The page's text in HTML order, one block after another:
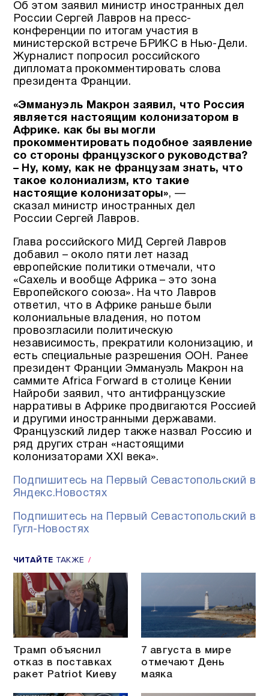
Об этом заявил министр иностранных дел
России Сергей Лавров на пресс-
конференции по итогам участия в
министерской встрече БРИКС в Нью-Дели.
Журналист попросил российского
дипломата прокомментировать слова
президента Франции.
«Эммануэль Макрон заявил, что Россия
является настоящим колонизатором в
Африке. как бы вы могли
прокомментировать подобное заявление
со стороны французского руководства?
– Ну, кому, как не французам знать, что
такое колониализм, кто такие
настоящие колонизаторы», —
сказал министр иностранных дел
России Сергей Лавров.
Глава российского МИД Сергей Лавров
добавил – около пяти лет назад
европейские политики отмечали, что
«Сахель и вообще Африка – это зона
Европейского союза». На что Лавров
ответил, что в Африке раньше были
колониальные владения, но потом
провозгласили политическую
независимость, прекратили колонизацию, и
есть специальные разрешения ООН. Ранее
президент Франции Эммануэль Макрон на
саммите Africa Forward в столице Кении
Найроби заявил, что антифранцузские
нарративы в Африке продвигаются Россией
и другими иностранными державами.
Французский лидер также назвал Россию и
ряд других стран «настоящими
колонизаторами XXI века».
Подпишитесь на Первый Севастопольский в
Яндекс.Новостях
Подпишитесь на Первый Севастопольский в
Гугл-Новостях
ЧИТАЙТЕ ТАКЖЕ
Трамп объяснил
отказ в поставках
ракет Patriot Киеву
7 августа в мире
отмечают День
маяка